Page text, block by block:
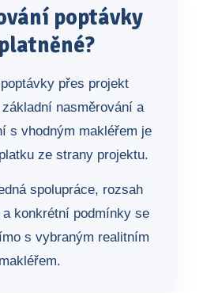
poptávky
přes projekt
nasměrování a
s vhodným makléřem je
ze strany projektu.
spolupráce, rozsah
konkrétní podmínky se
s vybraným realitním
makléřem.